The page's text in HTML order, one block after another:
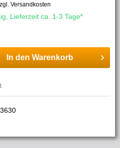
Versandkosten
Lieferzeit ca. 1-3 Tage*
In den Warenkorb